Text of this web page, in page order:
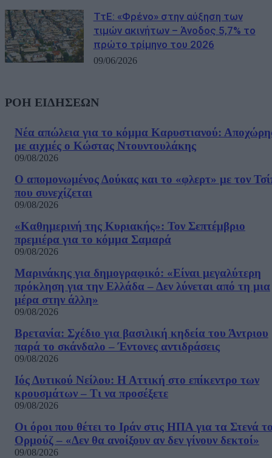
ΤτΕ: «Φρένο» στην αύξηση των
τιμών ακινήτων – Άνοδος 5,7% το
πρώτο τρίμηνο του 2026
09/06/2026
ΡΟΗ ΕΙΔΗΣΕΩΝ
Νέα απώλεια για το κόμμα Καρυστιανού:
με αιχμές ο Κώστας Ντουντουλάκης
09/08/2026
Ο απομονωμένος Δούκας και το «φλερτ» με τον
που συνεχίζεται
09/08/2026
«Καθημερινή της Κυριακής»: Τον Σεπτέμβριο
πρεμιέρα για το κόμμα Σαμαρά
09/08/2026
Μαρινάκης για δημογραφικό: «Είναι μεγαλύτερη
πρόκληση για την Ελλάδα – Δεν λύνεται από τη μια
μέρα στην άλλη»
09/08/2026
Βρετανία: Σχέδιο για βασιλική κηδεία του Άντριου
παρά το σκάνδαλο – Έντονες αντιδράσεις
09/08/2026
Ιός Δυτικού Νείλου: Η Αττική στο επίκεντρο των
κρουσμάτων – Τι να προσέξετε
09/08/2026
Οι όροι που θέτει το Ιράν στις ΗΠΑ για τα Στενά
Ορμούζ – «Δεν θα ανοίξουν αν δεν γίνουν δεκτοί»
09/08/2026